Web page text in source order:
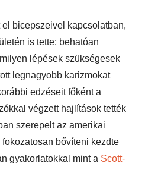
bicepszeivel kapcsolatban,
is tette: behatóan
lépések szükségesek
legnagyobb karizmokat
edzéseit főként a
végzett hajlítások tették
szerepelt az amerikai
bővíteni kezdte
gyakorlatokkal mint a Scott-